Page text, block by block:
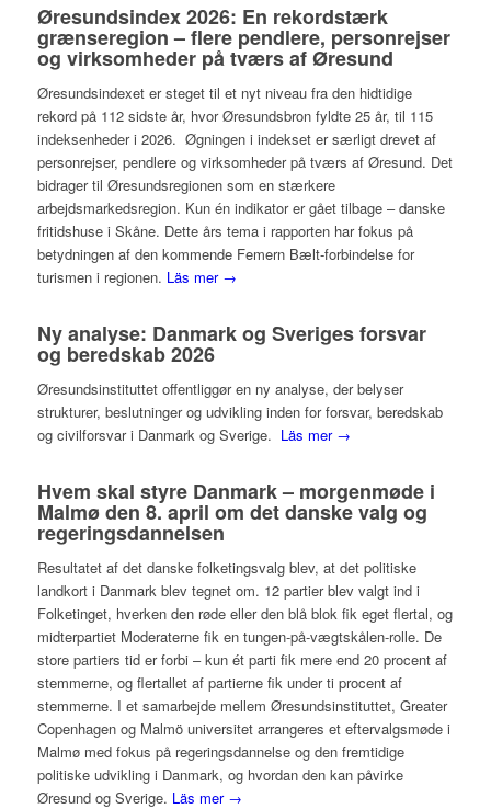
Øresundsindex 2026: En rekordstærk
grænseregion – flere pendlere, personrejser
og virksomheder på tværs af Øresund
Øresundsindexet er steget til et nyt niveau fra den hidtidige
rekord på 112 sidste år, hvor Øresundsbron fyldte 25 år, til 115
indeksenheder i 2026. Øgningen i indekset er særligt drevet af
personrejser, pendlere og virksomheder på tværs af Øresund. Det
bidrager til Øresundsregionen som en stærkere
arbejdsmarkedsregion. Kun én indikator er gået tilbage – danske
fritidshuse i Skåne. Dette års tema i rapporten har fokus på
betydningen af den kommende Femern Bælt-forbindelse for
turismen i regionen. Läs mer →
Ny analyse: Danmark og Sveriges forsvar
og beredskab 2026
Øresundsinstituttet offentliggør en ny analyse, der belyser
strukturer, beslutninger og udvikling inden for forsvar, beredskab
og civilforsvar i Danmark og Sverige. Läs mer →
Hvem skal styre Danmark – morgenmøde i
Malmø den 8. april om det danske valg og
regeringsdannelsen
Resultatet af det danske folketingsvalg blev, at det politiske
landkort i Danmark blev tegnet om. 12 partier blev valgt ind i
Folketinget, hverken den røde eller den blå blok fik eget flertal, og
midterpartiet Moderaterne fik en tungen-på-vægtskålen-rolle. De
store partiers tid er forbi – kun ét parti fik mere end 20 procent af
stemmerne, og flertallet af partierne fik under ti procent af
stemmerne. I et samarbejde mellem Øresundsinstituttet, Greater
Copenhagen og Malmö universitet arrangeres et eftervalgsmøde i
Malmø med fokus på regeringsdannelse og den fremtidige
politiske udvikling i Danmark, og hvordan den kan påvirke
Øresund og Sverige. Läs mer →